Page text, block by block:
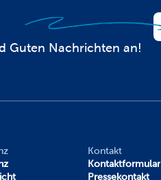
Guten Nachrichten an!
Kontakt
Kontaktformular
Pressekontakt